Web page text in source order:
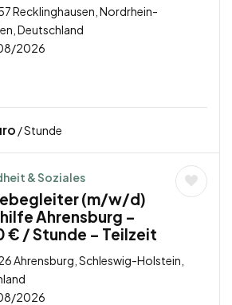
Recklinghausen, Nordrhein-
Deutschland
2026
/ Stunde
& Soziales
(m/w/d)
Ahrensburg –
€ / Stunde – Teilzeit
Ahrensburg, Schleswig-Holstein,
2026